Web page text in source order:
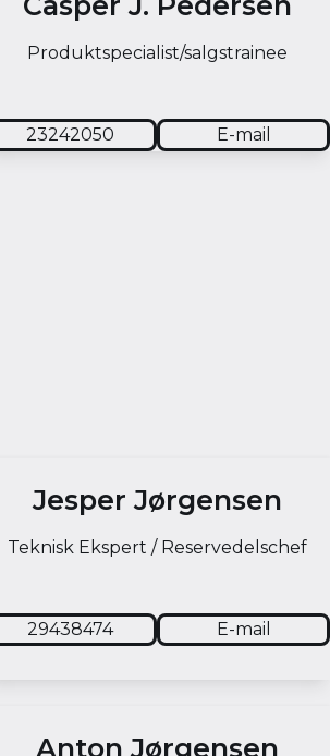
Produktspecialist/salgstrainee
23242050 E-mail
Jesper Jørgensen
Teknisk Ekspert / Reservedelschef
29438474 E-mail
Anton Jørgensen